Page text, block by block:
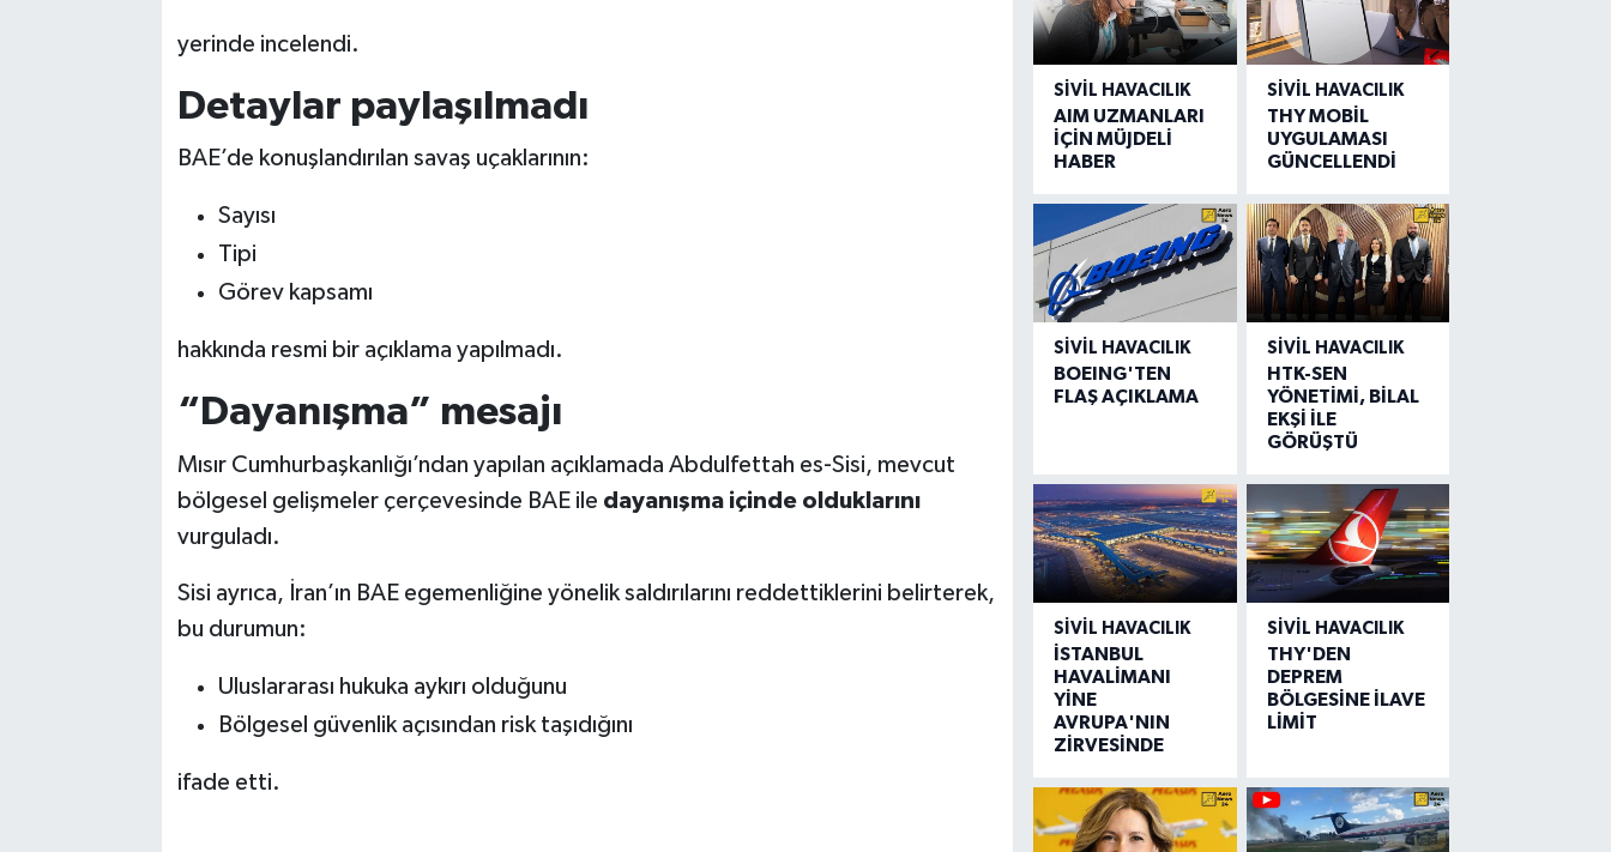
yerinde incelendi.
Detaylar paylaşılmadı
BAE’de konuşlandırılan savaş uçaklarının:
Sayısı
Tipi
Görev kapsamı
hakkında resmi bir açıklama yapılmadı.
“Dayanışma” mesajı
Mısır Cumhurbaşkanlığı’ndan yapılan açıklamada Abdulfettah es-Sisi, mevcut
bölgesel gelişmeler çerçevesinde BAE ile dayanışma içinde olduklarını
vurguladı.
Sisi ayrıca, İran’ın BAE egemenliğine yönelik saldırılarını reddettiklerini belirterek,
bu durumun:
Uluslararası hukuka aykırı olduğunu
Bölgesel güvenlik açısından risk taşıdığını
ifade etti.
SIVIL HAVACILIK
AIM UZMANLARI
İÇİN MÜJDELİ
HABER
SIVIL HAVACILIK
THY MOBİL
UYGULAMASI
GÜNCELLENDİ
SIVIL HAVACILIK
BOEING'TEN
FLAŞ AÇIKLAMA
SIVIL HAVACILIK
HTK-SEN
YÖNETİMİ, BİLAL
EKŞİ İLE
GÖRÜŞTÜ
SIVIL HAVACILIK
İSTANBUL
HAVALİMANI
YİNE
AVRUPA'NIN
ZİRVESİNDE
SIVIL HAVACILIK
THY'DEN
DEPREM
BÖLGESİNE İLAVE
LİMİT